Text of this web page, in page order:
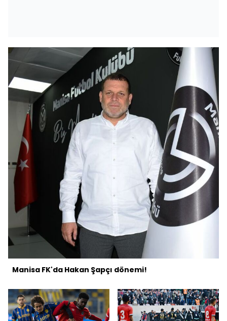
Manisa FK'da Hakan Şapçı dönemi!